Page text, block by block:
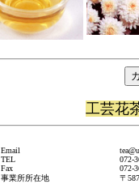
工芸花
Email
TEL
Fax
事業所所在地
072-
072-
〒